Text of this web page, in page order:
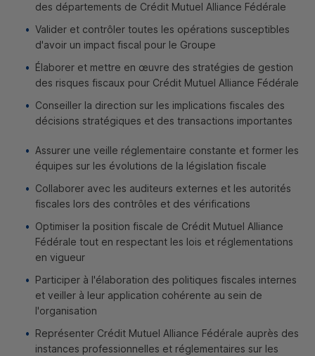
des départements de Crédit Mutuel Alliance Fédérale
Valider et contrôler toutes les opérations susceptibles
d'avoir un impact fiscal pour le Groupe
Élaborer et mettre en œuvre des stratégies de gestion
des risques fiscaux pour Crédit Mutuel Alliance Fédérale
Conseiller la direction sur les implications fiscales des
décisions stratégiques et des transactions importantes
Assurer une veille réglementaire constante et former les
équipes sur les évolutions de la législation fiscale
Collaborer avec les auditeurs externes et les autorités
fiscales lors des contrôles et des vérifications
Optimiser la position fiscale de Crédit Mutuel Alliance
Fédérale tout en respectant les lois et réglementations
en vigueur
Participer à l'élaboration des politiques fiscales internes
et veiller à leur application cohérente au sein de
l'organisation
Représenter Crédit Mutuel Alliance Fédérale auprès des
instances professionnelles et réglementaires sur les